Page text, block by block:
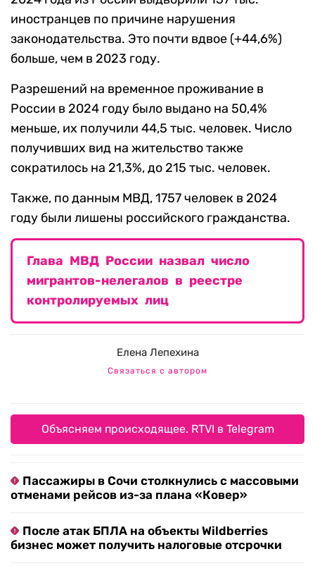
иностранцев по причине нарушения
законодательства. Это почти вдвое (+44,6%)
больше, чем в 2023 году.
Разрешений на временное проживание в
России в 2024 году было выдано на 50,4%
меньше, их получили 44,5 тыс. человек. Число
получивших вид на жительство также
сократилось на 21,3%, до 215 тыс. человек.
Также, по данным МВД, 1757 человек в 2024
году были лишены российского гражданства.
Глава МВД России назвал число
мигрантов-нелегалов в реестре
контролируемых лиц
Елена Лепехина
Связаться с автором
Объясняем происходящее. RTVI в Telegram
Пассажиры в Сочи столкнулись с массовыми
отменами рейсов из-за плана «Ковер»
После атак БПЛА на объекты Wildberries
бизнес может получить налоговые отсрочки